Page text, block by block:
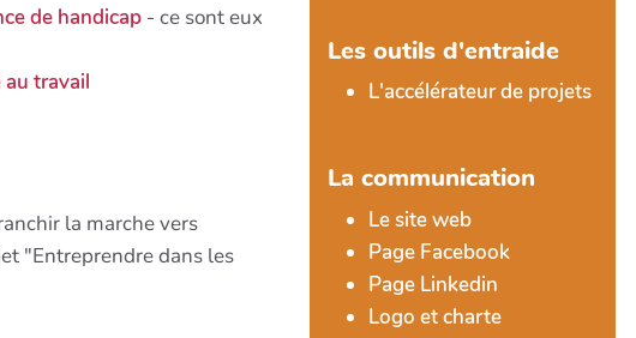
de handicap - ce sont eux
travail
la marche vers
"Entreprendre dans les
Les outils d'entraide
L'accélérateur de projets
La communication
Le site web
Page Facebook
Page Linkedin
Logo et charte